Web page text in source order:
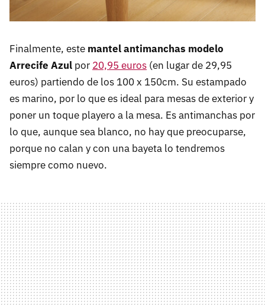
Finalmente, este mantel antimanchas modelo
Arrecife Azul por 20,95 euros (en lugar de 29,95
euros) partiendo de los 100 x 150cm. Su estampado
es marino, por lo que es ideal para mesas de exterior y
poner un toque playero a la mesa. Es antimanchas por
lo que, aunque sea blanco, no hay que preocuparse,
porque no calan y con una bayeta lo tendremos
siempre como nuevo.